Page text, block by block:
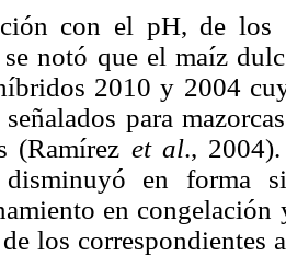
con el pH, de los
se notó que el maíz
2010 y 2004
para
(Ramírez et al.,
disminuyó en forma
en
los correspondientes